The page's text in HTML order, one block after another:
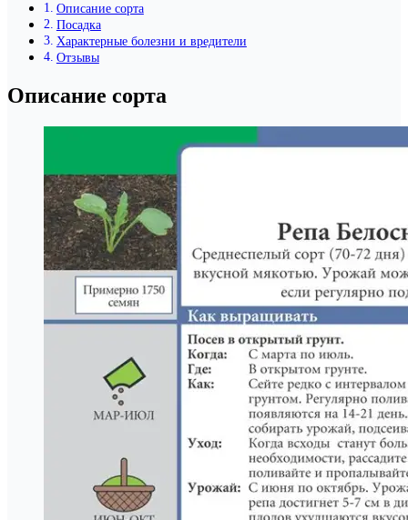
Описание сорта
Посадка
Характерные болезни и вредители
Отзывы
Описание сорта